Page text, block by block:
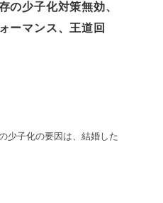
の少子化対策無効、
ーマンス、王道回
少子化の要因は、結婚した